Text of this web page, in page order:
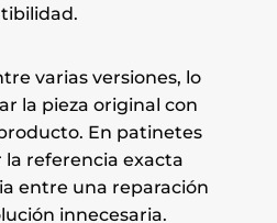
varias versiones, lo
la pieza original con
En patinetes
referencia exacta
entre una reparación
innecesaria.